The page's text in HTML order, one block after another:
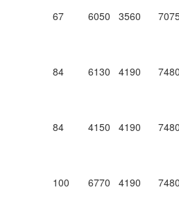
67 6050 3560
84 6130 4190
84 4150 4190
100 6770 4190